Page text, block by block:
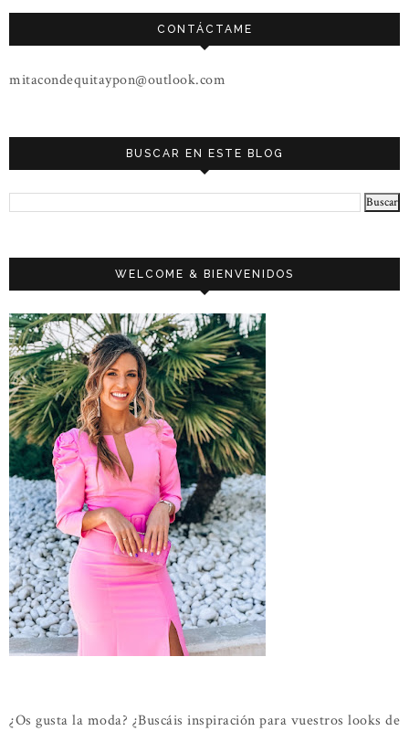
CONTÁCTAME
mitacondequitaypon@outlook.com
BUSCAR EN ESTE BLOG
WELCOME & BIENVENIDOS
¿Os gusta la moda? ¿Buscáis inspiración para vuestros looks de